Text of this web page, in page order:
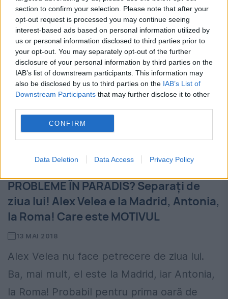
section to confirm your selection. Please note that after your
opt-out request is processed you may continue seeing
interest-based ads based on personal information utilized by
us or personal information disclosed to third parties prior to
your opt-out. You may separately opt-out of the further
disclosure of your personal information by third parties on the
IAB’s list of downstream participants. This information may
also be disclosed by us to third parties on the IAB’s List of
Downstream Participants that may further disclose it to other
CONFIRM
Data Deletion Data Access Privacy Policy
practica separării familiilor...
PROBLEME ÎN PARADIS? Separați de
ziua lui! Alex Velea e la Madrid, Antonia,
la Roma! Care este MOTIVUL
13 MAI 2018
Alex Velea nu face petrecere de ziua lui.
Ba, mai mult, el este la Madrid, iar Antonia,
la Roma! Probabil pentru prima oară de